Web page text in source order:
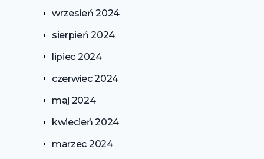
wrzesień 2024
sierpień 2024
lipiec 2024
czerwiec 2024
maj 2024
kwiecień 2024
marzec 2024